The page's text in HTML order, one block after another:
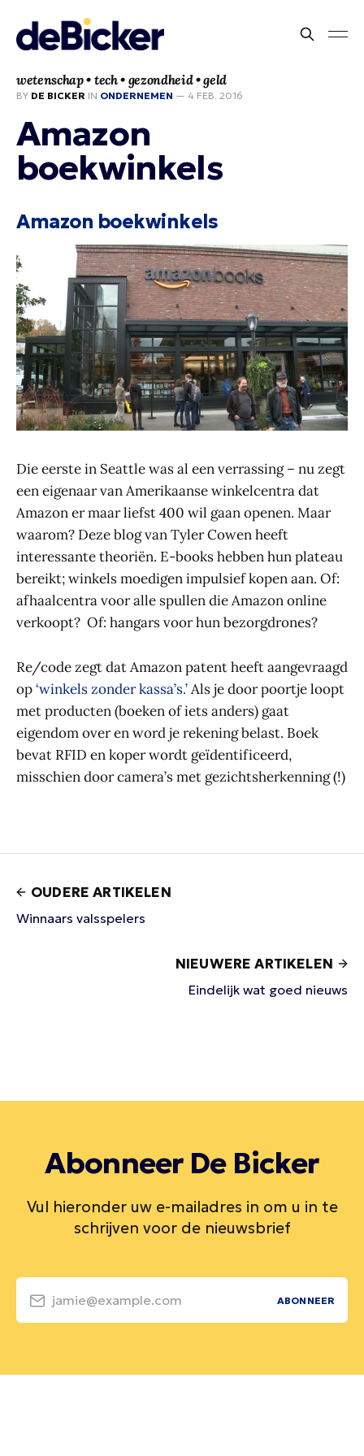
wetenschap • tech • gezondheid • geld
BY DE BICKER IN ONDERNEMEN — 4 FEB. 2016
Amazon
boekwinkels
Amazon boekwinkels
Die eerste in Seattle was al een verrassing – nu zegt
een eigenaar van Amerikaanse winkelcentra dat
Amazon er maar liefst 400 wil gaan openen. Maar
waarom? Deze blog van Tyler Cowen heeft
interessante theoriën. E-books hebben hun plateau
bereikt; winkels moedigen impulsief kopen aan. Of:
afhaalcentra voor alle spullen die Amazon online
verkoopt? Of: hangars voor hun bezorgdrones?
Re/code zegt dat Amazon patent heeft aangevraagd
op‘winkels zonder kassa’s.’Als je door poortje loopt
met producten (boeken of iets anders) gaat
eigendom over en word je rekening belast. Boek
bevat RFID en koper wordt geïdentificeerd,
misschien door camera’s met gezichtsherkenning (!)
OUDERE ARTIKELEN
Winnaars valsspelers
NIEUWERE ARTIKELEN
Eindelijk wat goed nieuws
Abonneer De Bicker
Vul hieronder uw e-mailadres in om u in te
schrijven voor de nieuwsbrief
jamie@example.com ABONNEER